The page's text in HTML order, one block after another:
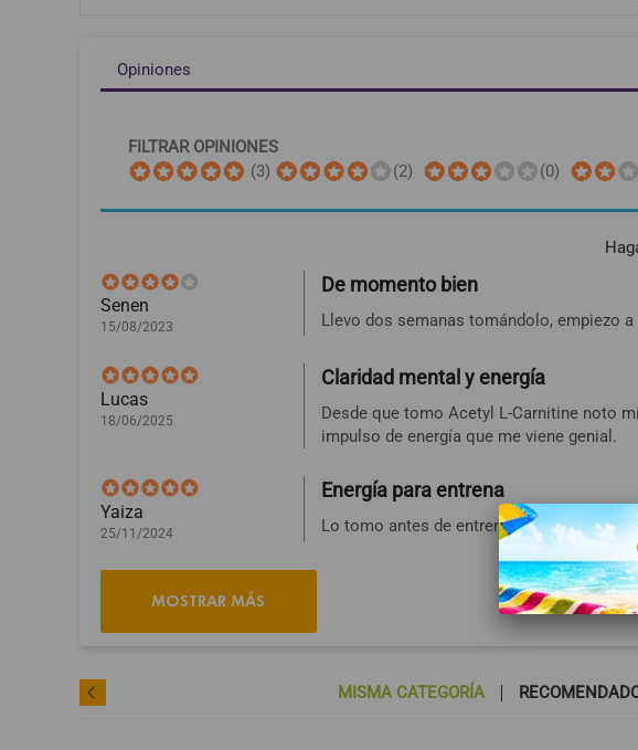
Opiniones
FILTRAR OPINIONES
(3)
(2) (0)
Senen
15/08/2023
De momento bien
Llevo dos semanas tomándolo, empiezo
Lucas
18/06/2025
Claridad mental y energía
Desde que tomo Acetyl L-Carnitine noto
impulso de energía que me viene genial.
Yaiza
25/11/2024
Energía para entrena
Lo tomo antes de entrenar y me ayuda a
MOSTRAR MÁS
MISMA CATEGORÍA